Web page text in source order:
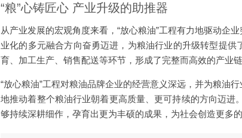
“粮”心铸匠心 产业升级的助推器
从产业发展的宏观角度来看，“放心粮油”工程有力地驱动企
业化的多元融合方向奋勇迈进，为粮油行业的升级转型提
育、加工生产、销售配送等环节，形成了完整而高效的产业链
“放心粮油”工程对粮油品牌企业的经营意义深远，并为粮油
地推动着整个粮油行业朝着更高质量、更可持续的方向迈进
够持续深耕细作，孕育出更为丰硕的成果，为社会创造更多的